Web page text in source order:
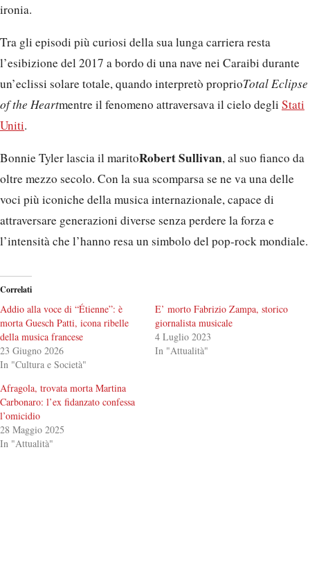
ironia.
Tra gli episodi più curiosi della sua lunga carriera resta
l’esibizione del 2017 a bordo di una nave nei Caraibi durante
un’eclissi solare totale, quando interpretò proprioTotal Eclipse
of the Heartmentre il fenomeno attraversava il cielo degli Stati
Uniti.
Bonnie Tyler lascia il maritoRobert Sullivan, al suo fianco da
oltre mezzo secolo. Con la sua scomparsa se ne va una delle
voci più iconiche della musica internazionale, capace di
attraversare generazioni diverse senza perdere la forza e
l’intensità che l’hanno resa un simbolo del pop-rock mondiale.
Correlati
Addio alla voce di “Étienne”: è
morta Guesch Patti, icona ribelle
della musica francese
23 Giugno 2026
In "Cultura e Società"
E’ morto Fabrizio Zampa, storico
giornalista musicale
4 Luglio 2023
In "Attualità"
Afragola, trovata morta Martina
Carbonaro: l’ex fidanzato confessa
l’omicidio
28 Maggio 2025
In "Attualità"